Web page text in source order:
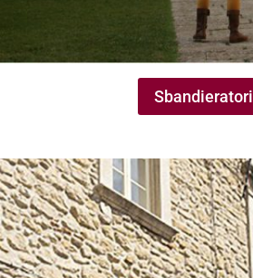
Sbandieratori